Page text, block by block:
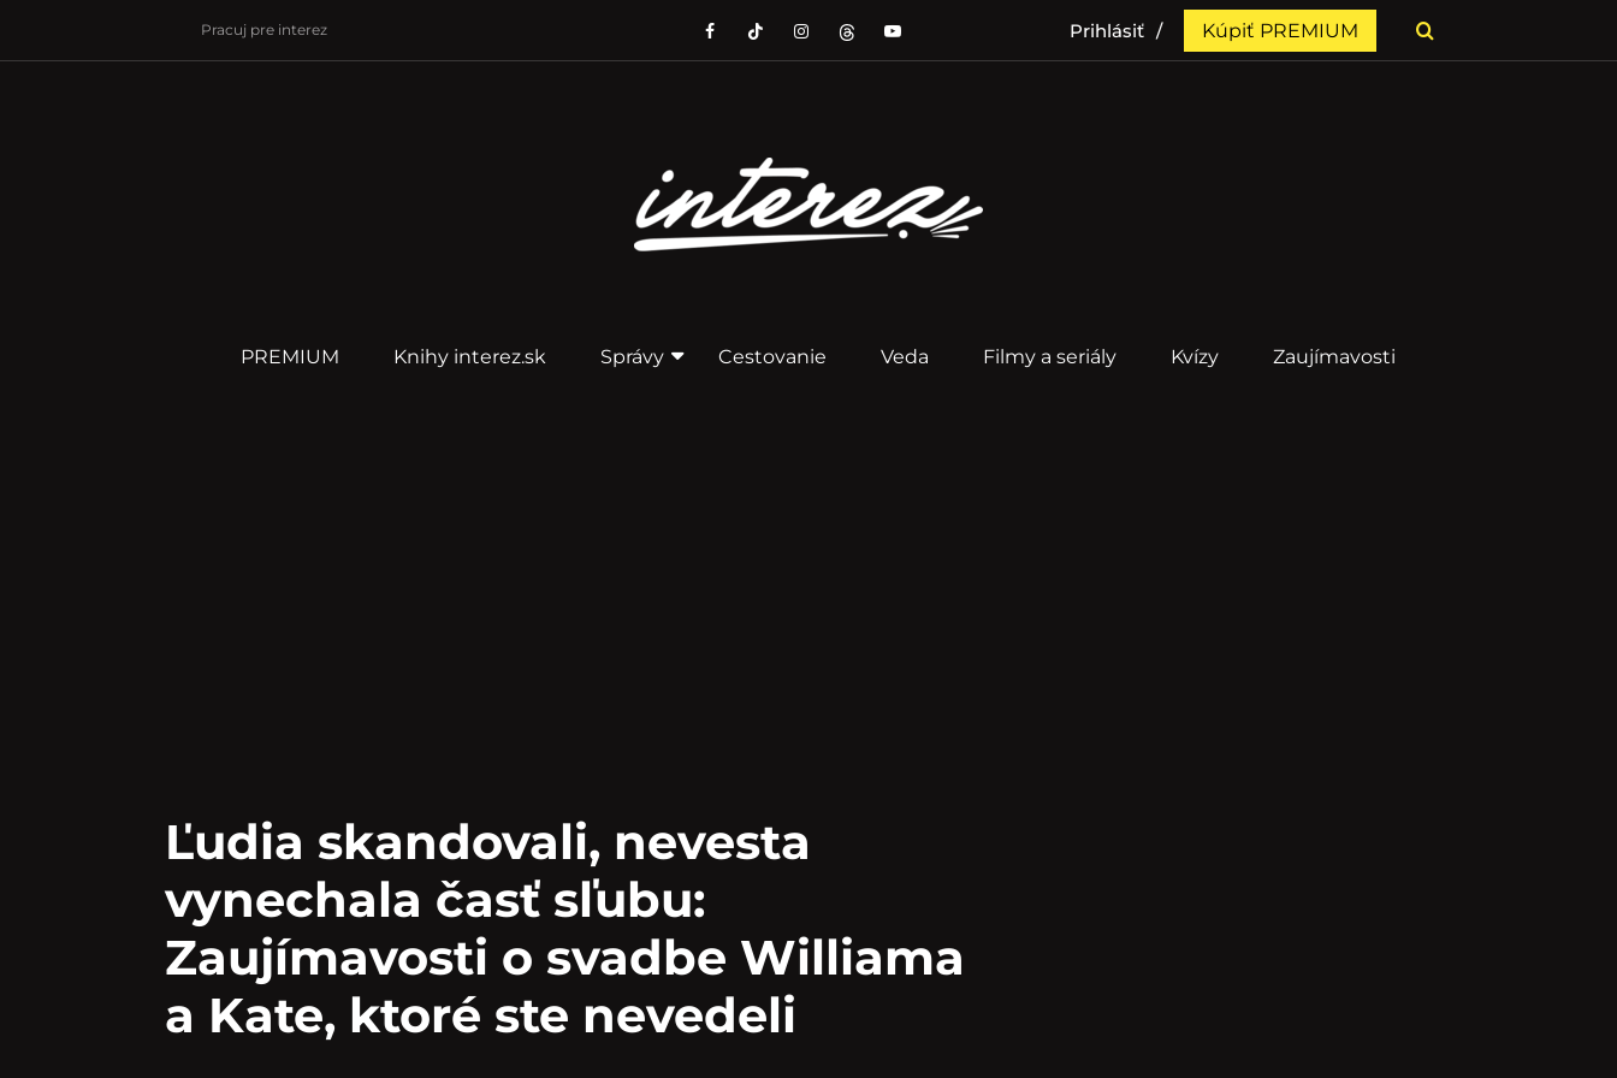
Pracuj pre interez Prihlásiť Kúpiť PREMIUM
PREMIUM Knihy interez.sk Správy Cestovanie Veda Filmy a seriály Kvízy Zaujímavosti
Ľudia skandovali, nevesta
vynechala časť sľubu:
Zaujímavosti o svadbe Williama
a Kate, ktoré ste nevedeli